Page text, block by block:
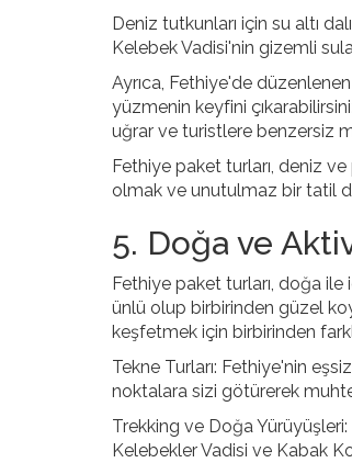
Deniz tutkunları için su altı
Kelebek Vadisi'nin gizemli
Ayrıca, Fethiye'de
yüzmenin keyfini
uğrar ve turistlere benzersiz
Fethiye paket turları, deniz
olmak ve unutulmaz bir tatil
5. Doğa ve
Fethiye paket turları, doğa
ünlü olup birbirinden güzel
keşfetmek için birbirinden
Tekne Turları: Fethiye'nin
noktalara sizi götürerek
Trekking ve Doğa
Kelebekler Vadisi ve Kabak